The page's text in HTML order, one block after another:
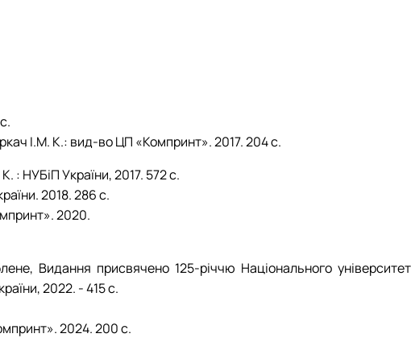
І.М. К.: вид-во ЦП «Компринт». 2017. 204 с.
: НУБіП України, 2017. 572 с.
2018. 286 с.
2020.
Видання присвячено 125-річчю Національного
2022. - 415 с.
2024. 200 с.